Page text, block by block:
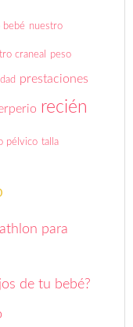
bebé nuestro
craneal peso
prestaciones
recién
pélvico talla
para
de tu bebé?